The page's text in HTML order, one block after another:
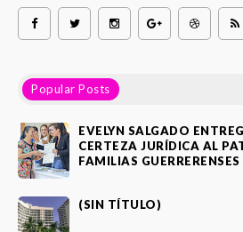
Popular Posts
EVELYN SALGADO
CERTEZA JURÍDICA AL
FAMILIAS GUERRERENSES
(SIN TÍTULO)